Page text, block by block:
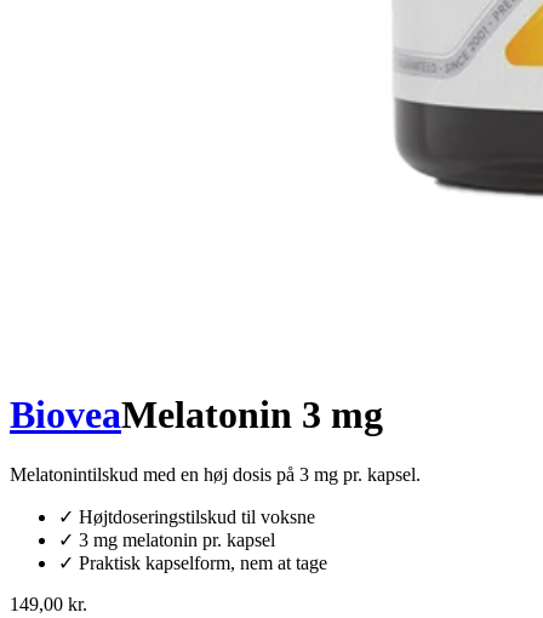
BioveaMelatonin 3 mg
Melatonintilskud med en høj dosis på 3 mg pr. kapsel.
✓ Højtdoseringstilskud til voksne
✓ 3 mg melatonin pr. kapsel
✓ Praktisk kapselform, nem at tage
149,00 kr.